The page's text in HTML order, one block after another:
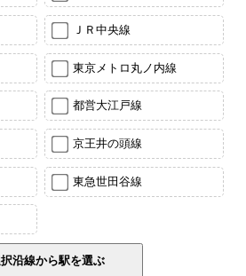
ＪＲ中央線
東京メトロ丸ノ内線
都営大江戸線
京王井の頭線
東急世田谷線